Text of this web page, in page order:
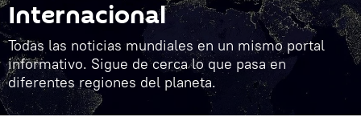
Internacional
Todas las noticias mundiales en un mismo portal
informativo. Sigue de cerca lo que pasa en
diferentes regiones del planeta.